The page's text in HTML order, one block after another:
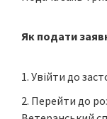
Як подати
Увійти до
Перейти до